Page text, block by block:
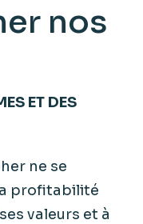
nos
ET DES
ne se
profitabilité
ses valeurs et à